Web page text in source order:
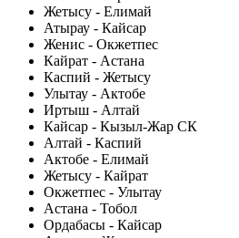
Жетысу - Елимай
Атырау - Кайсар
Женис - Окжетпес
Кайрат - Астана
Каспий - Жетысу
Улытау - Актобе
Иртыш - Алтай
Кайсар - Кызыл-Жар СК
Алтай - Каспий
Актобе - Елимай
Жетысу - Кайрат
Окжетпес - Улытау
Астана - Тобол
Ордабасы - Кайсар